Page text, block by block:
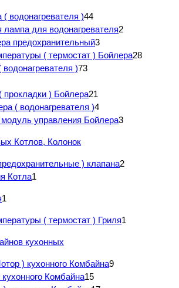
водонагревателя )44
лампа для водонагревателя2
предохранительный3
( термостат ) Бойлера28
)73
прокладки ) Бойлера21
( водонагревателя )4
управления Бойлера3
Котлов, Колонок
) клапана2
Котла1
1
( термостат ) Гриля1
кухонных
) кухонного Комбайна9
Комбайна15